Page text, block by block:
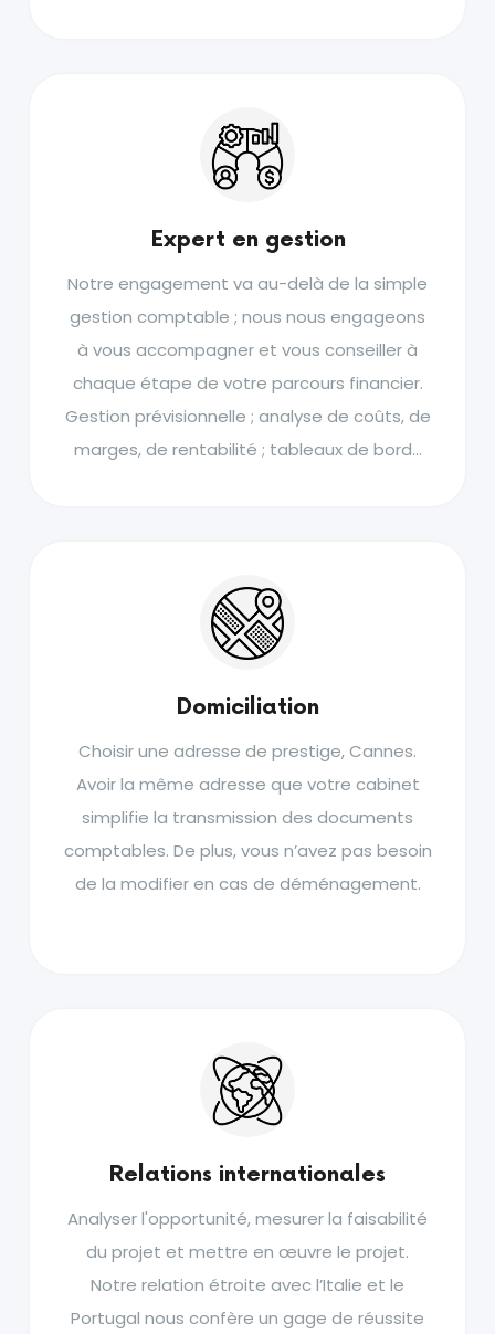
Expert en gestion
Notre engagement va au-delà de la simple
gestion comptable ; nous nous engageons
à vous accompagner et vous conseiller à
chaque étape de votre parcours financier.
Gestion prévisionnelle ; analyse de coûts, de
marges, de rentabilité ; tableaux de bord…
Domiciliation
Choisir une adresse de prestige, Cannes.
Avoir la même adresse que votre cabinet
simplifie la transmission des documents
comptables. De plus, vous n’avez pas besoin
de la modifier en cas de déménagement.
Relations internationales
Analyser l'opportunité, mesurer la faisabilité
du projet et mettre en œuvre le projet.
Notre relation étroite avec l’Italie et le
Portugal nous confère un gage de réussite